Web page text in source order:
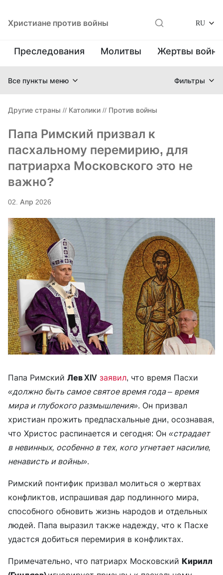
Христиане против войны RU
Преследования Молитвы Жертвы
Все пункты меню Фильтры
Другие страны // Католики // Против войны
Папа Римский призвал к
пасхальному перемирию, для
патриарха Московского это не
важно?
02. Апр 2026
Папа Римский Лев XIV заявил, что время Пасхи
«должно быть самое святое время года – время
мира и глубокого размышления». Он призвал
христиан прожить предпасхальные дни, осознавая,
что Христос распинается и сегодня: Он «страдает
в невинных, особенно в тех, кого угнетает насилие,
ненависть и войны».
Римский понтифик призвал молиться о жертвах
конфликтов, испрашивая дар подлинного мира,
способного обновить жизнь народов и отдельных
людей. Папа выразил также надежду, что к Пасхе
удастся добиться перемирия в конфликтах.
Примечательно, что патриарх Московский Кирилл